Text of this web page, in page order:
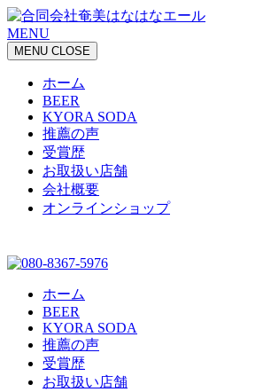
MENU
MENU CLOSE
ホーム
BEER
KYORA SODA
推薦の声
受賞歴
お取扱い店舗
会社概要
オンラインショップ
ホーム
BEER
KYORA SODA
推薦の声
受賞歴
お取扱い店舗